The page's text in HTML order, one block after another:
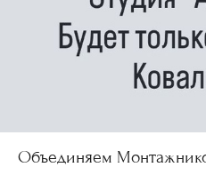
Объединяем